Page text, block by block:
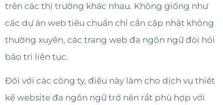
trên các thị trường khác nhau. Không giống như
các dự án web tiêu chuẩn chỉ cần cập nhật không
thường xuyên, các trang web đa ngôn ngữ đòi hỏi
bảo trì liên tục.
Đối với các công ty, điều này làm cho dịch vụ thiết
kế website đa ngôn ngữ trở nên rất phù hợp với